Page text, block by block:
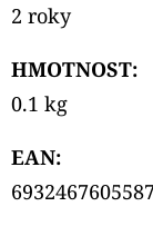
2 roky
HMOTNOST:
0.1 kg
EAN: